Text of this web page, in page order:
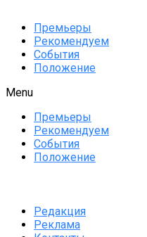
Премьеры
Рекомендуем
События
Положение
Menu
Премьеры
Рекомендуем
События
Положение
Редакция
Реклама